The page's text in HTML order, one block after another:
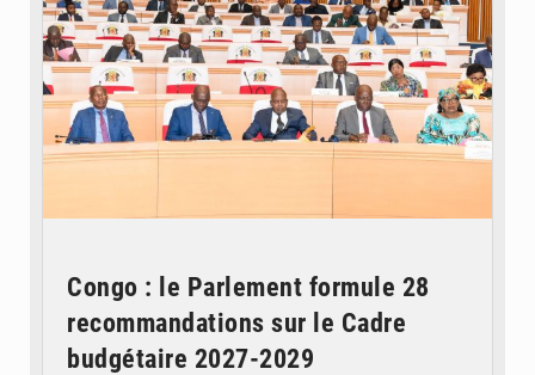
Congo : le Parlement formule 28
recommandations sur le Cadre
budgétaire 2027-2029